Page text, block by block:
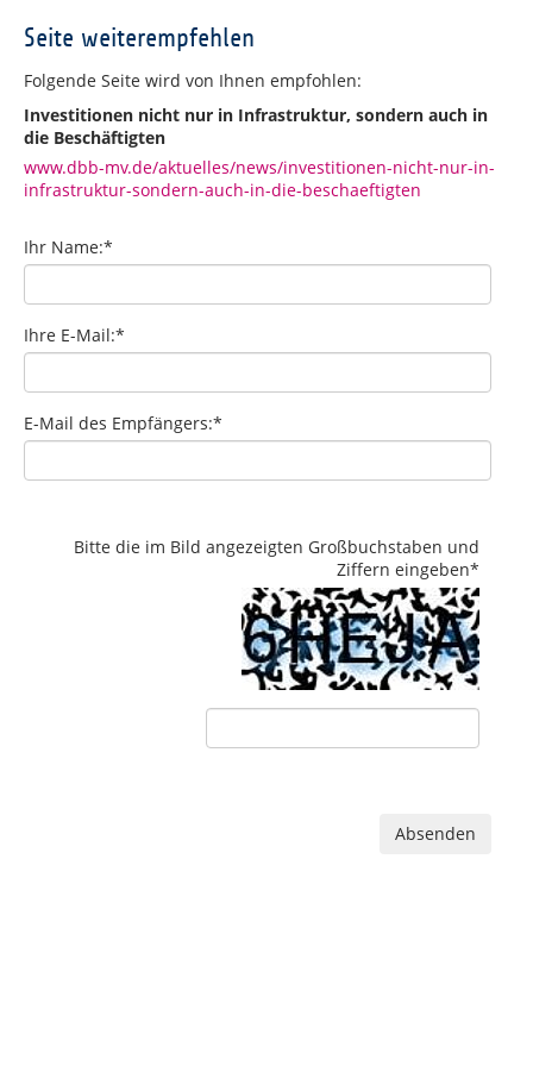
Seite weiterempfehlen
Folgende Seite wird von Ihnen empfohlen:
Investitionen nicht nur in Infrastruktur, sondern auch in
die Beschäftigten
www.dbb-mv.de/aktuelles/news/investitionen-nicht-nur-in-
infrastruktur-sondern-auch-in-die-beschaeftigten
Ihr Name:*
Ihre E-Mail:*
E-Mail des Empfängers:*
Bitte die im Bild angezeigten Großbuchstaben und
Ziffern eingeben*
Absenden